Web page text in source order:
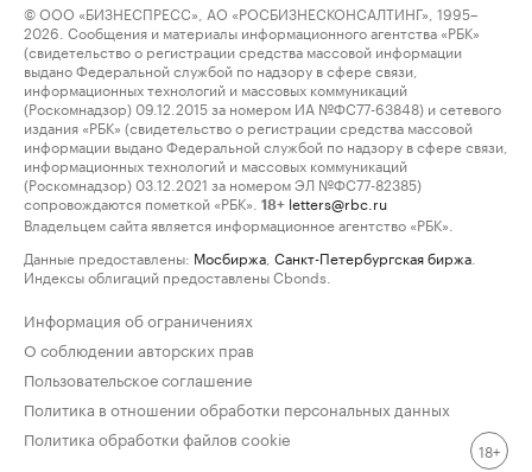
© ООО «БИЗНЕСПРЕСС», АО «РОСБИЗНЕСКОНСАЛТИНГ», 1995–
2026. Сообщения и материалы информационного агентства «РБК»
(свидетельство о регистрации средства массовой информации
выдано Федеральной службой по надзору в сфере связи,
информационных технологий и массовых коммуникаций
(Роскомнадзор) 09.12.2015 за номером ИА №ФС77-63848) и сетевого
издания «РБК» (свидетельство о регистрации средства массовой
информации выдано Федеральной службой по надзору в сфере связи,
информационных технологий и массовых коммуникаций
(Роскомнадзор) 03.12.2021 за номером ЭЛ №ФС77-82385)
сопровождаются пометкой «РБК».
18+ letters@rbc.ru
Владельцем сайта является информационное агентство «РБК».
Данные предоставлены: Мосбиржа Санкт-Петербургская биржа
Индексы облигаций предоставлены Cbonds.
Информация об ограничениях
О соблюдении авторских прав
Пользовательское соглашение
Политика в отношении обработки персональных данных
Политика обработки файлов cookie
18+